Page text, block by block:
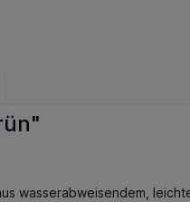
wasserabweisendem,